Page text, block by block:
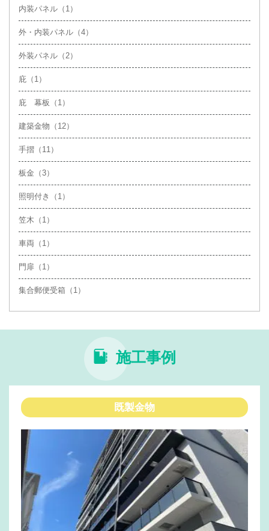
内装パネル（1）
外・内装パネル（4）
外装パネル（2）
庇（1）
庇 幕板（1）
建築金物（12）
手摺（11）
板金（3）
照明付き（1）
笠木（1）
車両（1）
門扉（1）
集合郵便受箱（1）
施工事例
既製金物